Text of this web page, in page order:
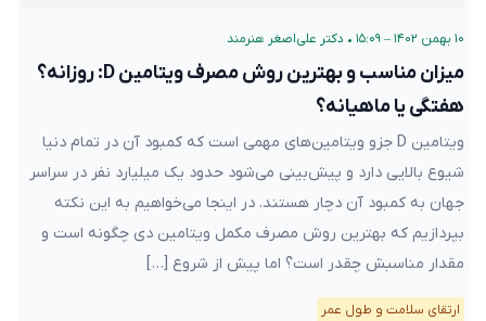
۱۰ بهمن ۱۴۰۲ – ۱۵:۰۹ • دکتر علی‌اصغر هنرمند
میزان مناسب و بهترین روش مصرف ویتامین D: روزانه؟
هفتگی یا ماهیانه؟
ویتامین D جزو ویتامین‌های مهمی است که کمبود آن در تمام دنیا
شیوع بالایی دارد و پیش‌بینی می‌شود حدود یک میلیارد نفر در سراسر
جهان به کمبود آن دچار هستند. در اینجا می‌خواهیم به این نکته
بپردازیم که بهترین روش مصرف مکمل ویتامین دی چگونه است و
مقدار مناسبش چقدر است؟ اما پیش از شروع […]
ارتقای سلامت و طول عمر